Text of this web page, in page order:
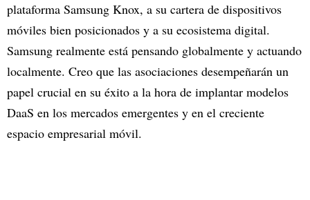
plataforma Samsung Knox, a su cartera de dispositivos
móviles bien posicionados y a su ecosistema digital.
Samsung realmente está pensando globalmente y actuando
localmente. Creo que las asociaciones desempeñarán un
papel crucial en su éxito a la hora de implantar modelos
DaaS en los mercados emergentes y en el creciente
espacio empresarial móvil.